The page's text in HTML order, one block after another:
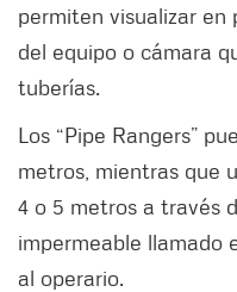
permiten visualizar en
del equipo o cámara
tuberías.
Los “Pipe Rangers”
metros, mientras que
4 o 5 metros a través
impermeable llamado
al operario.